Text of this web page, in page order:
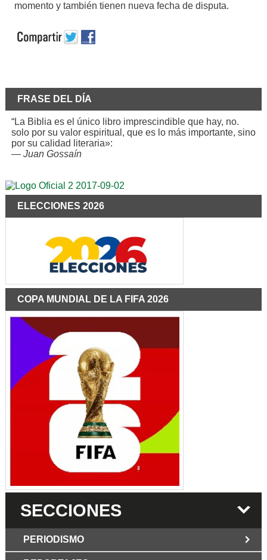
momento y también tienen nueva fecha de disputa.
FRASE DEL DÍA
“La Biblia es el único libro imprescindible que hay, no.
solo por su valor espiritual, que es lo más importante, sino
por su calidad literaria»:
— Juan Gossaín
ELECCIONES 2026
COPA MUNDIAL DE LA FIFA 2026
SECCIONES
PERIODISMO